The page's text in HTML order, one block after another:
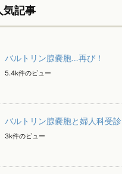
気記事
バルトリン腺嚢胞…再び！
5.4k件のビュー
バルトリン腺嚢胞と婦人科受診
3k件のビュー